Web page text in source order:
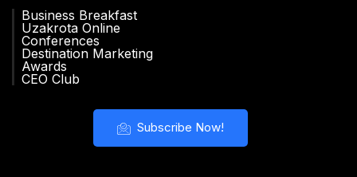
Business Breakfast
Uzakrota Online
Conferences
Destination Marketing
Awards
CEO Club
Subscribe Now!